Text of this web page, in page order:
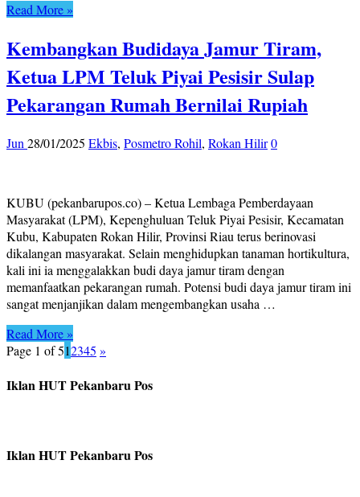
Read More »
Kembangkan Budidaya Jamur Tiram,
Ketua LPM Teluk Piyai Pesisir Sulap
Pekarangan Rumah Bernilai Rupiah
Jun 28/01/2025 Ekbis, Posmetro Rohil, Rokan Hilir0
KUBU (pekanbarupos.co) – Ketua Lembaga Pemberdayaan
Masyarakat (LPM), Kepenghuluan Teluk Piyai Pesisir, Kecamatan
Kubu, Kabupaten Rokan Hilir, Provinsi Riau terus berinovasi
dikalangan masyarakat. Selain menghidupkan tanaman hortikultura,
kali ini ia menggalakkan budi daya jamur tiram dengan
memanfaatkan pekarangan rumah. Potensi budi daya jamur tiram ini
sangat menjanjikan dalam mengembangkan usaha …
Read More »
Page 1 of 512345 »
Iklan HUT Pekanbaru Pos
Iklan HUT Pekanbaru Pos